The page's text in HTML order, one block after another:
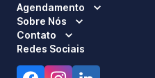
Agendamento
Sobre Nós
Contato
Redes Sociais